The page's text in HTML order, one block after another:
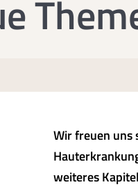
Wir freuen uns
weiteres